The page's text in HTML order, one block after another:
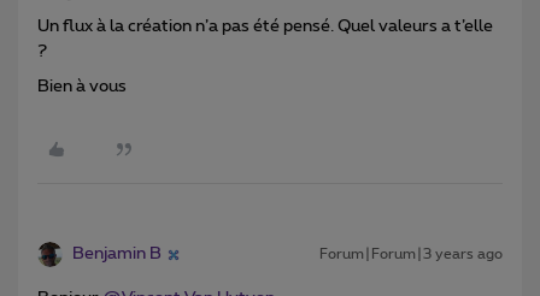
Un flux à la création n’a pas été pensé. Quel valeurs a t’elle
?
Bien à vous
Benjamin B Forum|Forum|3 years ago